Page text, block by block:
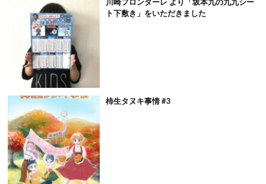
ト下敷き」をいただきました
柿生タヌキ事情 #3